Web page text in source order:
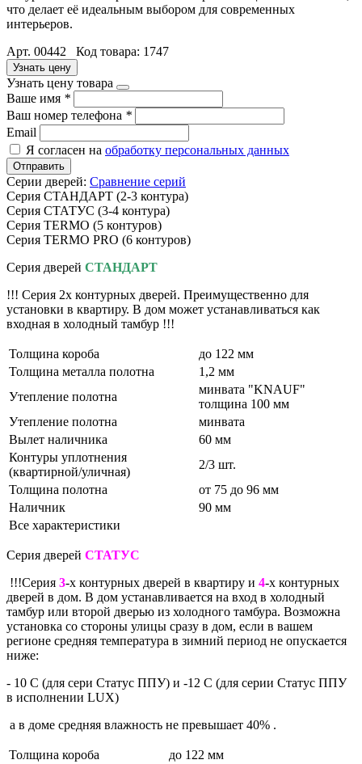
что делает её идеальным выбором для современных
интерьеров.
Арт. 00442 Код товара: 1747
Узнать цену
Узнать цену товара
Ваше имя *
Ваш номер телефона *
Email
Я согласен на обработку персональных данных
Отправить
Серии дверей: Сравнение серий
Серия СТАНДАРТ (2-3 контура)
Серия СТАТУС (3-4 контура)
Серия TERMO (5 контуров)
Серия TERMO PRO (6 контуров)
Серия дверей СТАНДАРТ
!!! Серия 2х контурных дверей. Преимущественно для
установки в квартиру. В дом может устанавливаться как
входная в холодный тамбур !!!
Толщина короба
до 122 мм
Толщина металла полотна
1,2 мм
Утепление полотна
минвата "KNAUF"
толщина 100 мм
Утепление полотна
минвата
Вылет наличника
60 мм
Контуры уплотнения
(квартирной/уличная)
2/3 шт.
Толщина полотна
от 75 до 96 мм
Наличник
90 мм
Все характеристики
Серия дверей СТАТУС
!!!Серия 3-х контурных дверей в квартиру и 4-х контурных
дверей в дом. В дом устанавливается на вход в холодный
тамбур или второй дверью из холодного тамбура. Возможна
установка со стороны улицы сразу в дом, если в вашем
регионе средняя температура в зимний период не опускается
ниже:
- 10 С (для сери Статус ППУ) и -12 С (для серии Статус ППУ
в исполнении LUX)
а в доме средняя влажность не превышает 40% .
Толщина короба
до 122 мм